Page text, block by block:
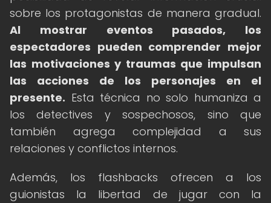
sobre los protagonistas de manera gradual.
Al mostrar eventos pasados, los
espectadores pueden comprender mejor
las motivaciones y traumas que impulsan
las acciones de los personajes en el
presente. Esta técnica no solo humaniza a
los detectives y sospechosos, sino que
también agrega complejidad a sus
relaciones y conflictos internos.
Además, los flashbacks ofrecen a los
guionistas la libertad de jugar con la